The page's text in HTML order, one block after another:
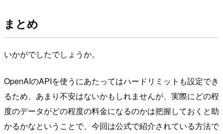
まとめ
いかがでしたでしょうか。
OpenAIのAPIを使うにあたってはハードリミットも設定でき
るため、あまり不安はないかもしれませんが、実際にどの程
度のデータがどの程度の料金になるのかは把握しておくと助
かるかなということで、今回は公式で紹介されている方法で